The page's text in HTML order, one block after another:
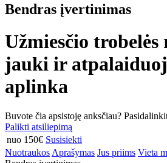
Bendras įvertinimas
Užmiesčio trobelės
jauki ir
aplinka
Buvote čia apsistoję anksčiau?
Palikti atsiliepimą
nuo 150€ Susisiekti
NuotraukosAprašymas Jus priims Vieta